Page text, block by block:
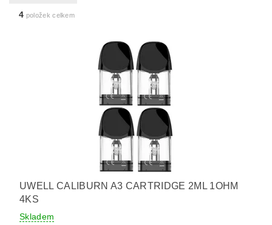
4 položek celkem
UWELL CALIBURN A3 CARTRIDGE 2ML 1OHM
4KS
Skladem